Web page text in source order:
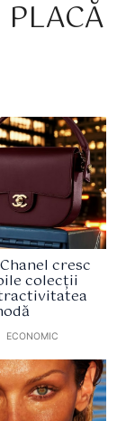
cresc
colecții
ECONOMIC